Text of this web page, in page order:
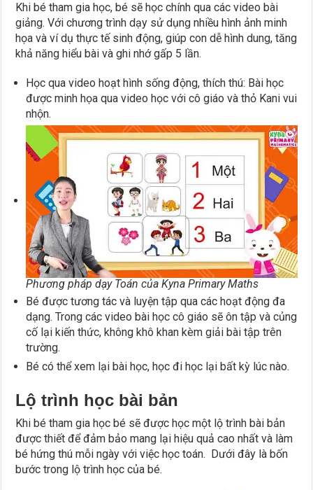
Khi bé tham gia học, bé sẽ học chính qua các video bài
giảng. Với chương trình dạy sử dụng nhiều hình ảnh minh
họa và ví dụ thực tế sinh động, giúp con dễ hình dung, tăng
khả năng hiểu bài và ghi nhớ gấp 5 lần.
Học qua video hoạt hình sống động, thích thú: Bài học
được minh họa qua video học với cô giáo và thỏ Kani vui
nhộn.
Phương pháp dạy Toán của Kyna Primary Maths
Bé được tương tác và luyện tập qua các hoạt động đa
dạng. Trong các video bài học cô giáo sẽ ôn tập và củng
cố lại kiến thức, không khô khan kèm giải bài tập trên
trường.
Bé có thể xem lại bài học, học đi học lại bất kỳ lúc nào.
Lộ trình học bài bản
Khi bé tham gia học bé sẽ được học một lộ trình bài bản
được thiết để đảm bảo mang lại hiệu quả cao nhất và làm
bé hứng thú mỗi ngày với việc học toán. Dưới đây là bốn
bước trong lộ trình học của bé.